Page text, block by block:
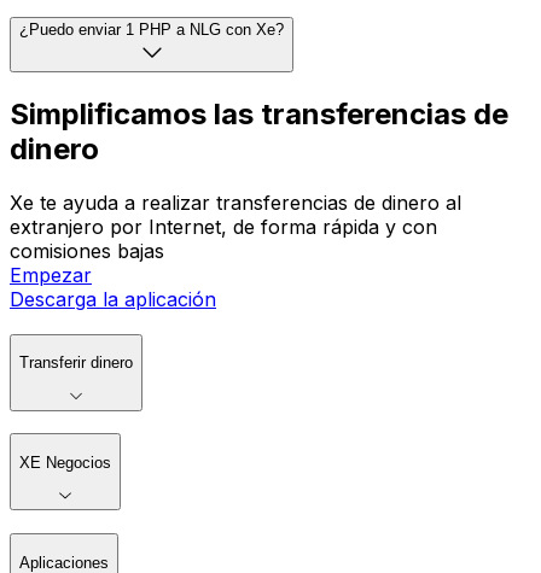
¿Puedo enviar 1 PHP a NLG con Xe?
Simplificamos las transferencias de
dinero
Xe te ayuda a realizar transferencias de dinero al
extranjero por Internet, de forma rápida y con
comisiones bajas
Empezar
Descarga la aplicación
Transferir dinero
XE Negocios
Aplicaciones